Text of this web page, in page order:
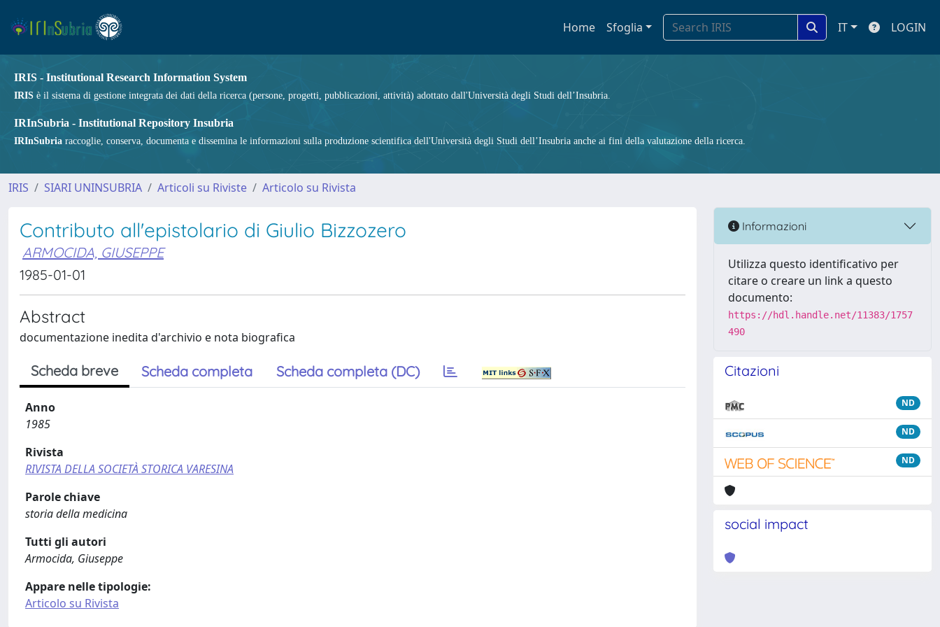
Home Sfoglia IT LOGIN
IRIS - Institutional Research Information System
IRIS è il sistema di gestione integrata dei dati della ricerca (persone, progetti, pubblicazioni, attività) adottato dall'Università degli Studi dell’Insubria.
IRInSubria - Institutional Repository Insubria
IRInSubria raccoglie, conserva, documenta e dissemina le informazioni sulla produzione scientifica dell'Università degli Studi dell’Insubria anche ai fini della valutazione della ricerca.
IRIS SIARI UNINSUBRIA Articoli su Riviste Articolo su Rivista
Contributo all'epistolario di Giulio Bizzozero
ARMOCIDA, GIUSEPPE
1985-01-01
Abstract
documentazione inedita d'archivio e nota biografica
Scheda breve Scheda completa Scheda completa (DC)
Anno
1985
Rivista
RIVISTA DELLA SOCIETÀ STORICA VARESINA
Parole chiave
storia della medicina
Tutti gli autori
Armocida, Giuseppe
Appare nelle tipologie:
Articolo su Rivista
Informazioni
Utilizza questo identificativo per
citare o creare un link a questo
documento:
https://hdl.handle.net/11383/1757
490
Citazioni
ND
ND
ND
social impact